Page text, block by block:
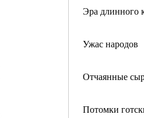
Эра длинного
Ужас народов
Отчаянные
Потомки